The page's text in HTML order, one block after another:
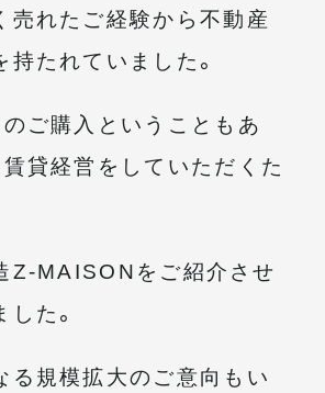
売れたご経験から不動産
たれていました。
ご購入ということもあ
賃貸経営をしていただくた
Z-MAISONをご紹介させ
た。
る規模拡大のご意向もい